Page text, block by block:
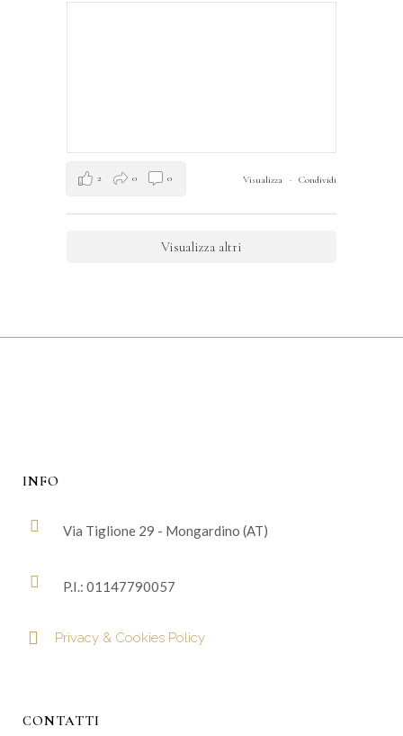
Visualizza · Condividi
2 0 0
Visualizza altri
INFO
Via Tiglione 29 - Mongardino (AT)
P.I.: 01147790057
Privacy & Cookies Policy
CONTATTI